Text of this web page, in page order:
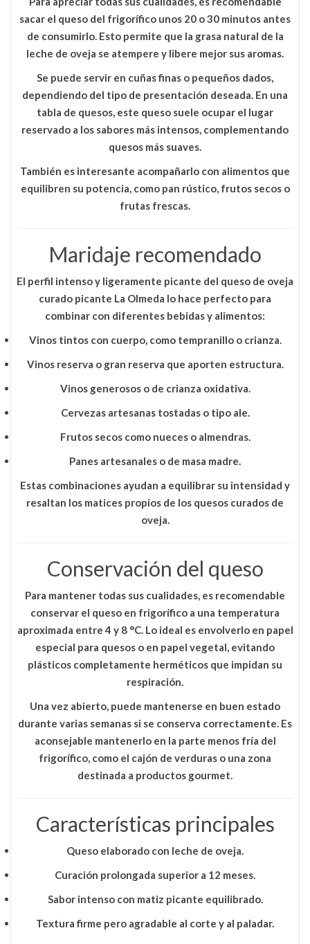
sacar el queso del frigorífico unos 20 o 30 minutos antes
de consumirlo. Esto permite que la grasa natural de la
leche de oveja se atempere y libere mejor sus aromas.
Se puede servir en cuñas finas o pequeños dados,
dependiendo del tipo de presentación deseada. En una
tabla de quesos, este queso suele ocupar el lugar
reservado a los sabores más intensos, complementando
quesos más suaves.
También es interesante acompañarlo con alimentos que
equilibren su potencia, como pan rústico, frutos secos o
frutas frescas.
Maridaje recomendado
El perfil intenso y ligeramente picante del queso de oveja
curado picante La Olmeda lo hace perfecto para
combinar con diferentes bebidas y alimentos:
Vinos tintos con cuerpo, como tempranillo o crianza.
Vinos reserva o gran reserva que aporten estructura.
Vinos generosos o de crianza oxidativa.
Cervezas artesanas tostadas o tipo ale.
Frutos secos como nueces o almendras.
Panes artesanales o de masa madre.
Estas combinaciones ayudan a equilibrar su intensidad y
resaltan los matices propios de los quesos curados de
oveja.
Conservación del queso
Para mantener todas sus cualidades, es recomendable
conservar el queso en frigorífico a una temperatura
aproximada entre4 y 8 °C. Lo ideal es envolverlo en papel
especial para quesos o en papel vegetal, evitando
plásticos completamente herméticos que impidan su
respiración.
Una vez abierto, puede mantenerse en buen estado
durante varias semanas si se conserva correctamente. Es
aconsejable mantenerlo en la parte menos fría del
frigorífico, como el cajón de verduras o una zona
destinada a productos gourmet.
Características principales
Queso elaborado con leche de oveja.
Curación prolongada superior a 12 meses.
Sabor intenso con matiz picante equilibrado.
Textura firme pero agradable al corte y al paladar.